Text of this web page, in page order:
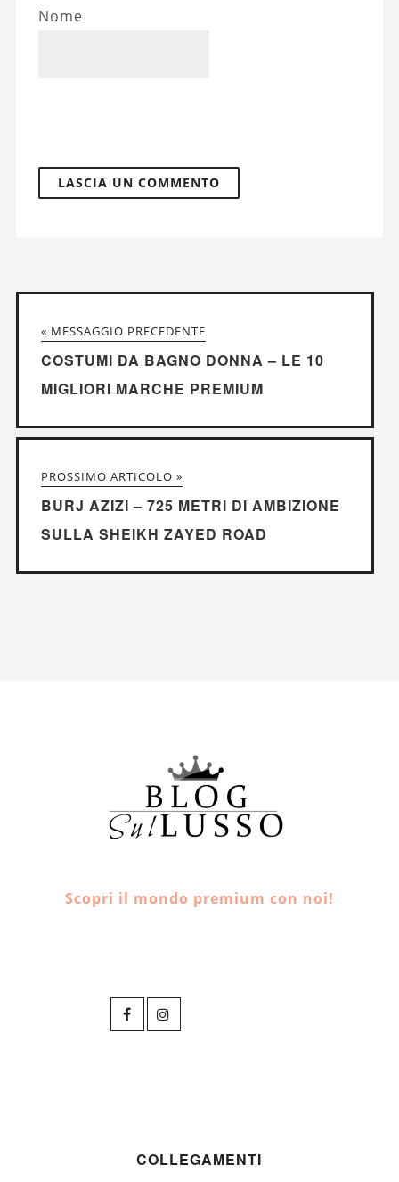
Nome
« MESSAGGIO PRECEDENTE
COSTUMI DA BAGNO DONNA – LE 10
MIGLIORI MARCHE PREMIUM
PROSSIMO ARTICOLO »
BURJ AZIZI – 725 METRI DI AMBIZIONE
SULLA SHEIKH ZAYED ROAD
Scopri il mondo premium con noi!
COLLEGAMENTI